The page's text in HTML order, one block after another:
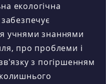
екологічна
забезпечує
учнями знаннями
про проблеми і
з погіршенням